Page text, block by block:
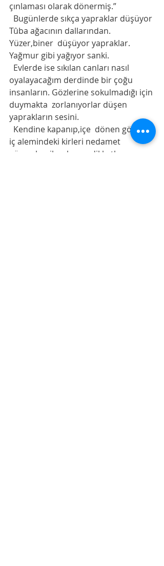
çınlaması olarak dönermiş.”
Tûba ağacının dallarından.
Yüzer,biner  düşüyor yapraklar.
Yağmur gibi yağıyor sanki.
oyalayacağım derdinde bir çoğu
insanların. Gözlerine sokulmadığı için
duymakta  zorlanıyorlar düşen
yaprakların sesini.
iç alemindeki kirleri nedamet
gözyaşları ile yıkayıp, dikkatle